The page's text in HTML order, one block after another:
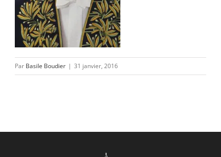
L’ASSOCIATION
CONTACT/ACCÈS
Par Basile Boudier | 31 janvier, 2016